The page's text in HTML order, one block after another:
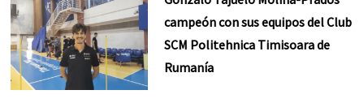
campeón con sus equipos del Club
SCM Politehnica Timisoara de
Rumanía